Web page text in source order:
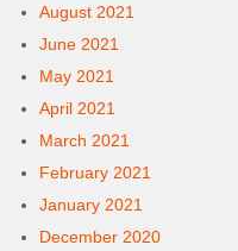
August 2021
June 2021
May 2021
April 2021
March 2021
February 2021
January 2021
December 2020